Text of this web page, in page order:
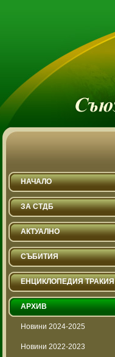
НАЧАЛО
ЗА СТДБ
АКТУАЛНО
СЪБИТИЯ
ЕНЦИКЛОПЕДИЯ ТРАКИЯ
АРХИВ
Новини 2024-2025
Новини 2022-2023